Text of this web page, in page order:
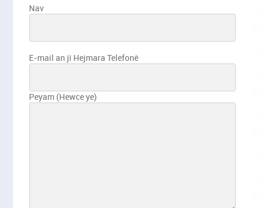
Nav
E-mail an jî Hejmara Telefonê
Peyam (Hewce ye)